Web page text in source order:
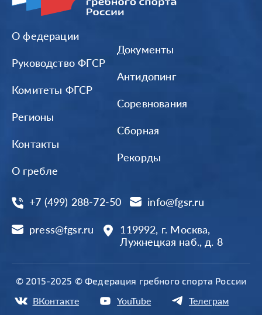
О федерации
Руководство ФГСР
Комитеты ФГСР
Регионы
Контакты
О гребле
Документы
Антидопинг
Соревнования
Сборная
Рекорды
+7 (499) 288-72-50 info@fgsr.ru
press@fgsr.ru
119992, г. Москва,
Лужнецкая наб., д. 8
© 2015-2025 © Федерация гребного спорта России
ВКонтакте YouTube Телеграм